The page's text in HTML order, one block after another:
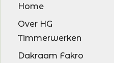
Home
Over HG
Timmerwerken
Dakraam Fakro